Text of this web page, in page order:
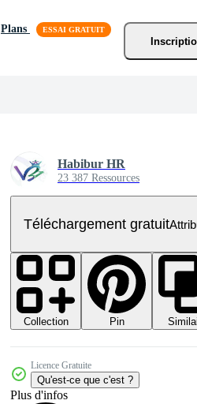
Plans
Habibur HR
23 387 Ressources
Téléchargement gratuit
Collection Pin
Licence Gratuite
Qu'est-ce que c'est ?
Plus d'infos